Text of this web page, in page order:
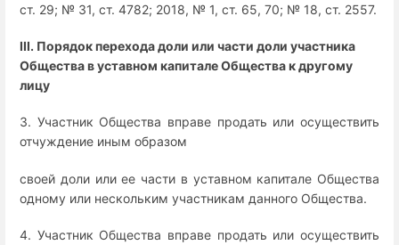
ст. 29; № 31, ст. 4782; 2018, № 1, ст. 65, 70; № 18, ст. 2557.
III. Порядок перехода доли или части доли участника
Общества в уставном капитале Общества к другому
лицу
3. Участник Общества вправе продать или осуществить
отчуждение иным образом
своей доли или ее части в уставном капитале Общества
одному или нескольким участникам данного Общества.
4. Участник Общества вправе продать или осуществить